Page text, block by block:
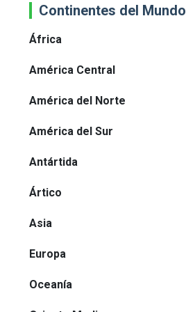
Continentes del Mundo
África
América Central
América del Norte
América del Sur
Antártida
Ártico
Asia
Europa
Oceanía